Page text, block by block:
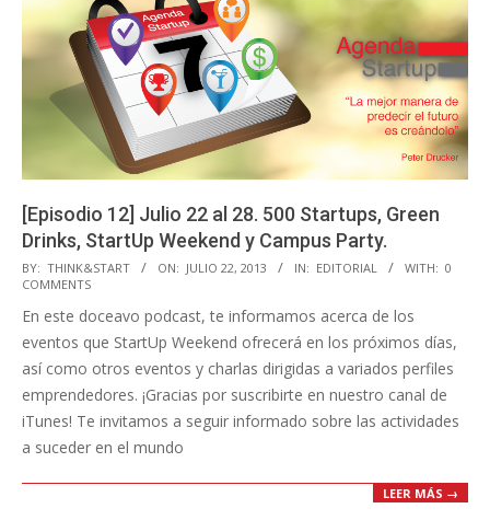
[Episodio 12] Julio 22 al 28. 500 Startups, Green
Drinks, StartUp Weekend y Campus Party.
2013-
07-
22
BY: THINK&START ON: JULIO 22, 2013 IN: EDITORIAL WITH: 0
COMMENTS
En este doceavo podcast, te informamos acerca de los
eventos que StartUp Weekend ofrecerá en los próximos días,
así como otros eventos y charlas dirigidas a variados perfiles
emprendedores. ¡Gracias por suscribirte en nuestro canal de
iTunes! Te invitamos a seguir informado sobre las actividades
a suceder en el mundo
LEER MÁS →